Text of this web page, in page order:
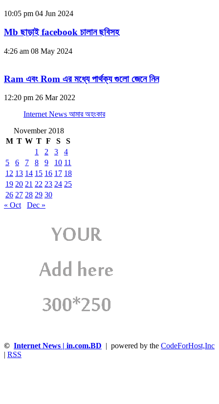
10:05 pm 04 Jun 2024
Mb ছাড়াই facebook চালান ছবিসহ
4:26 am 08 May 2024
Ram এবং Rom এর মধ্যে পার্থক্য গুলো জেনে নিন
12:20 pm 26 Mar 2022
Internet News আমার অহংকার
November 2018
M T W T F S
S
1
2 3
4
5
6 7 8 9 10 11
12 13 14 15 16 17 18
19 20 21 22 23 24 25
26 27 28 29 30
« Oct
Dec »
© Internet News | in.com.BD | powered by the CodeForHost,Inc
RSS